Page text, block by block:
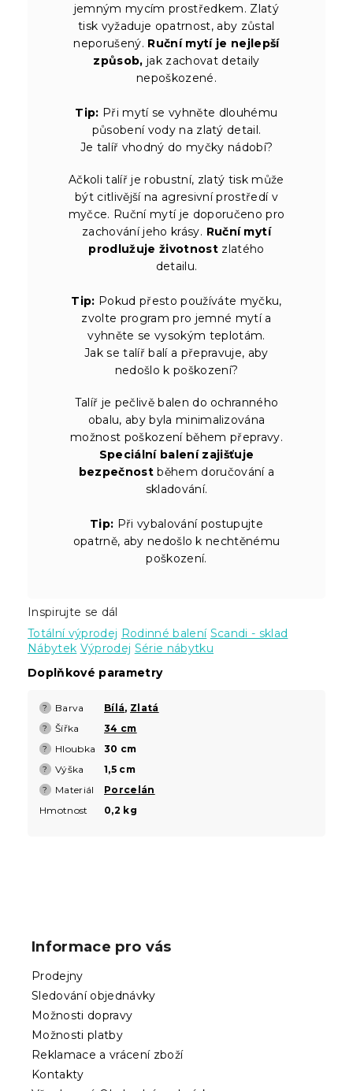
jemným mycím prostředkem. Zlatý
tisk vyžaduje opatrnost, aby zůstal
neporušený. Ruční mytí je nejlepší
způsob, jak zachovat detaily
nepoškozené.
Tip: Při mytí se vyhněte dlouhému
působení vody na zlatý detail.
Je talíř vhodný do myčky nádobí?
Ačkoli talíř je robustní, zlatý tisk může
být citlivější na agresivní prostředí v
myčce. Ruční mytí je doporučeno pro
zachování jeho krásy. Ruční mytí
prodlužuje životnost zlatého
detailu.
Tip: Pokud přesto používáte myčku,
zvolte program pro jemné mytí a
vyhněte se vysokým teplotám.
Jak se talíř balí a přepravuje, aby
nedošlo k poškození?
Talíř je pečlivě balen do ochranného
obalu, aby byla minimalizována
možnost poškození během přepravy.
Speciální balení zajišťuje
bezpečnost během doručování a
skladování.
Tip: Při vybalování postupujte
opatrně, aby nedošlo k nechtěnému
poškození.
Inspirujte se dál
Totální výprodej Rodinné balení Scandi - sklad
Nábytek Výprodej Série nábytku
Doplňkové parametry
? Barva Bílá, Zlatá
? Šířka 34 cm
? Hloubka 30 cm
? Výška 1,5 cm
? Materiál
Porcelán
Hmotnost
0,2 kg
Informace pro vás
Prodejny
Sledování objednávky
Možnosti dopravy
Možnosti platby
Reklamace a vrácení zboží
Kontakty